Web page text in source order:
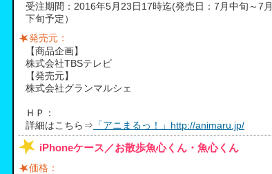
受注期間：2016年5月23日17時迄(発売日：7月中旬～7月
下旬予定）
発売元：
【商品企画】
株式会社TBSテレビ
【発売元】
株式会社グランマルシェ
ＨＰ：
詳細はこちら⇒ 「アニまるっ！」http://animaru.jp/
iPhoneケース／お散歩魚心くん・魚心くん
価格：